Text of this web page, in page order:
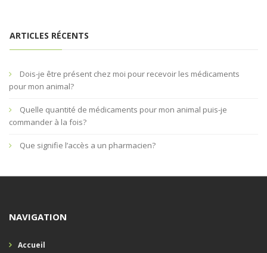
ARTICLES RÉCENTS
Dois-je être présent chez moi pour recevoir les médicaments
pour mon animal?
Quelle quantité de médicaments pour mon animal puis-je
commander à la fois?
Que signifie l’accès a un pharmacien?
NAVIGATION
Accueil